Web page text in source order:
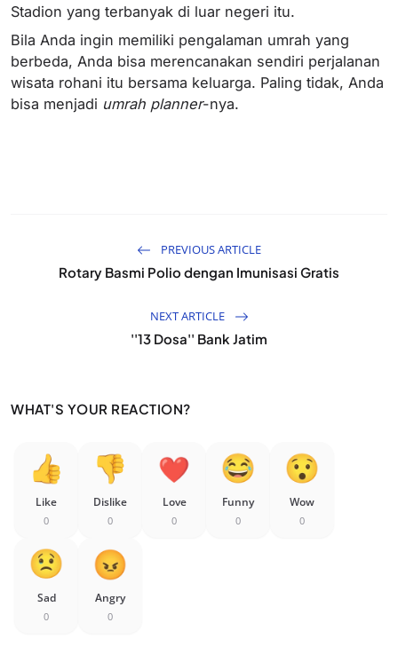
Stadion yang terbanyak di luar negeri itu.
Bila Anda ingin memiliki pengalaman umrah yang
berbeda, Anda bisa merencanakan sendiri perjalanan
wisata rohani itu bersama keluarga. Paling tidak, Anda
bisa menjadi umrah planner-nya.
PREVIOUS ARTICLE
Rotary Basmi Polio dengan Imunisasi Gratis
NEXT ARTICLE
''13 Dosa'' Bank Jatim
WHAT'S YOUR REACTION?
Like
0
Dislike
0
Love
0
Funny
0
Wow
0
Sad
0
Angry
0